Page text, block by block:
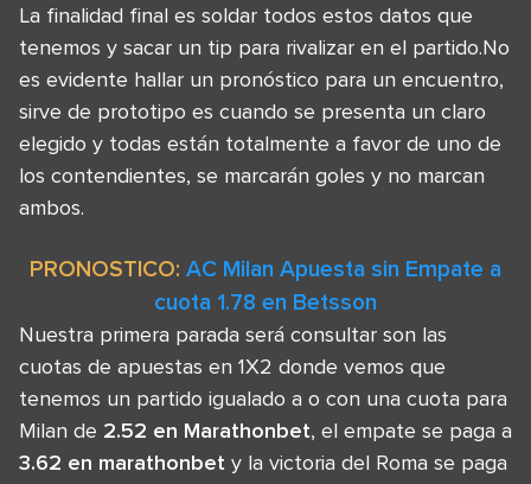
La finalidad final es soldar todos estos datos que
tenemos y sacar un tip para rivalizar en el partido.No
es evidente hallar un pronóstico para un encuentro,
sirve de prototipo es cuando se presenta un claro
elegido y todas están totalmente a favor de uno de
los contendientes, se marcarán goles y no marcan
ambos.
PRONOSTICO: AC Milan Apuesta sin Empate a
cuota 1.78 en Betsson
Nuestra primera parada será consultar son las
cuotas de apuestas en 1X2 donde vemos que
tenemos un partido igualado a o con una cuota para
Milan de 2.52 en Marathonbet, el empate se paga a
3.62 en marathonbet y la victoria del Roma se paga